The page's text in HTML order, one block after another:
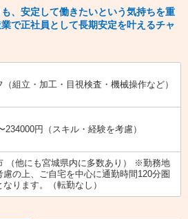
、安定して働きたいという気持ちを重
で正社員として長期安定を叶えるチャ
組立・加工・目視検査・機械操作など）
234000円（スキル・経験を考慮）
（他にも宮城県内に多数あり） ※勤務地
慮の上、ご自宅を中心に通勤時間120分圏
ります。（転勤なし）